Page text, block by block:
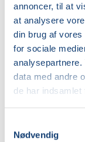
annoncer, til at
at analysere
din brug af
for sociale
data med andre
de har indsamlet
Nødvendig
Studerende-KBH
DKK 372,00
Studerende-FRB
DKK 375,00
Unge (18-25 år)-
Info